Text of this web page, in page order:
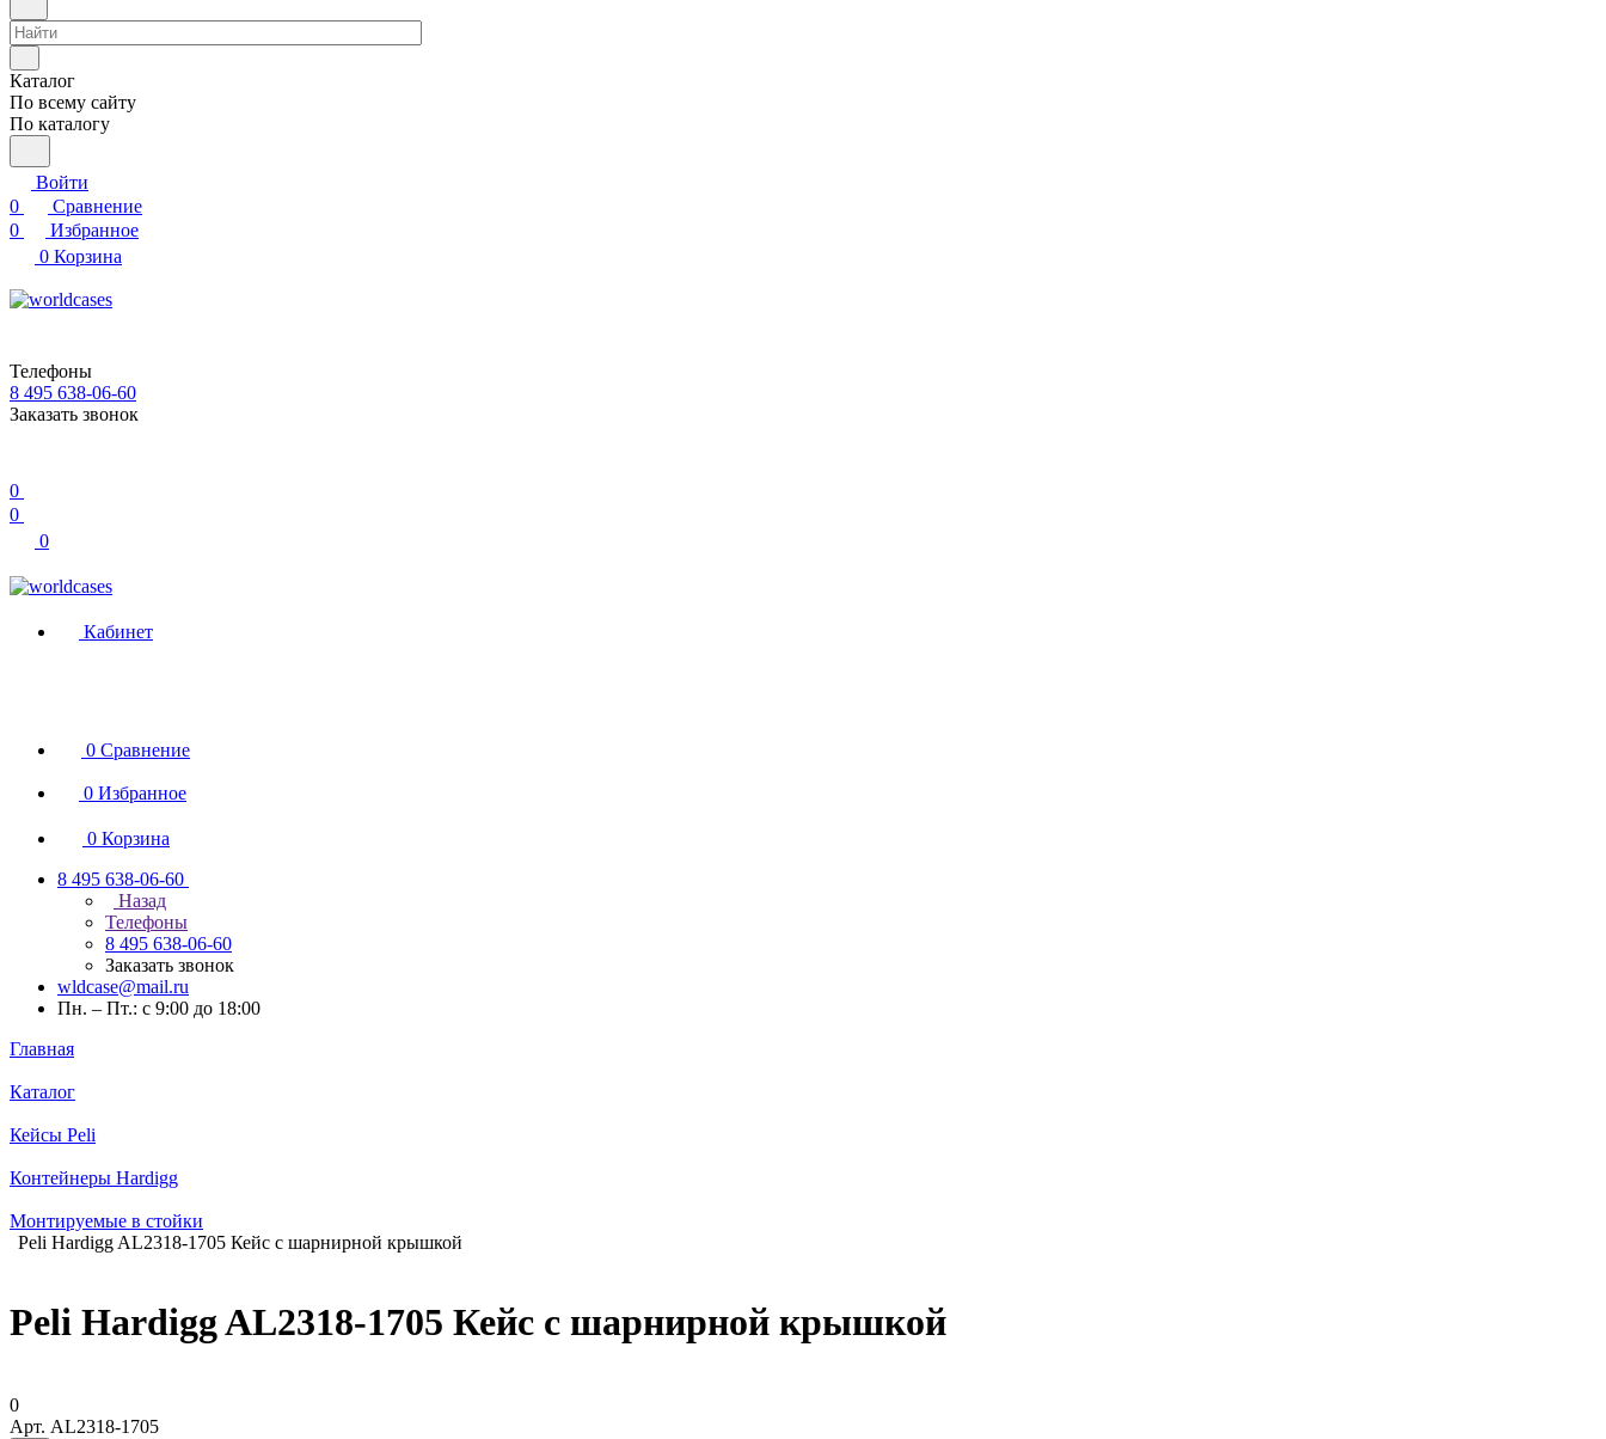
Каталог
По всему сайту
По каталогу
Войти
0
Сравнение
0
Избранное
0 Корзина
Телефоны
8 495 638-06-60
Заказать звонок
0
0
0
Кабинет
0 Сравнение
0 Избранное
0 Корзина
8 495 638-06-60
Назад
Телефоны
8 495 638-06-60
Заказать звонок
wldcase@mail.ru
Пн. – Пт.: с 9:00 до 18:00
Главная
Каталог
Кейсы Peli
Контейнеры Hardigg
Монтируемые в стойки
Peli Hardigg AL2318-1705 Кейс с шарнирной крышкой
Peli Hardigg AL2318-1705 Кейс с шарнирной крышкой
0
Арт. AL2318-1705